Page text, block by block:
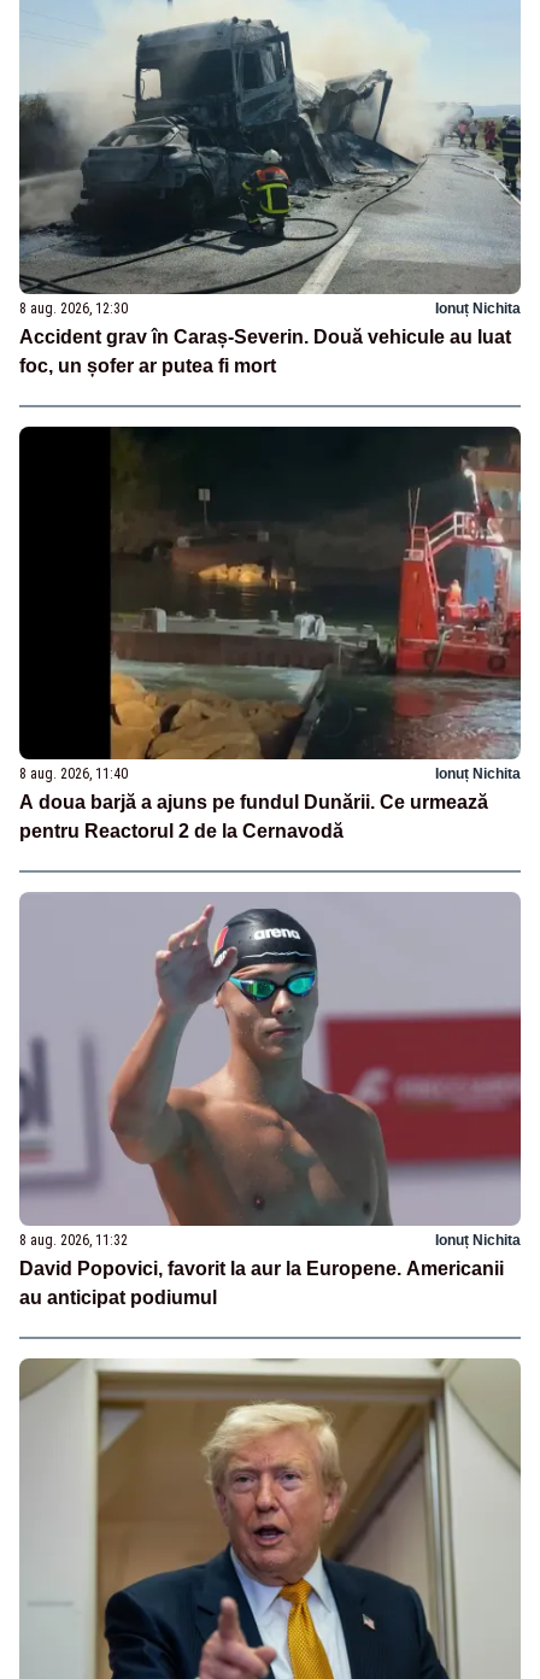
8 aug. 2026, 12:30 Ionuț Nichita
Accident grav în Caraș-Severin. Două vehicule au luat
foc, un șofer ar putea fi mort
8 aug. 2026, 11:40 Ionuț Nichita
A doua barjă a ajuns pe fundul Dunării. Ce urmează
pentru Reactorul 2 de la Cernavodă
8 aug. 2026, 11:32 Ionuț Nichita
David Popovici, favorit la aur la Europene. Americanii
au anticipat podiumul